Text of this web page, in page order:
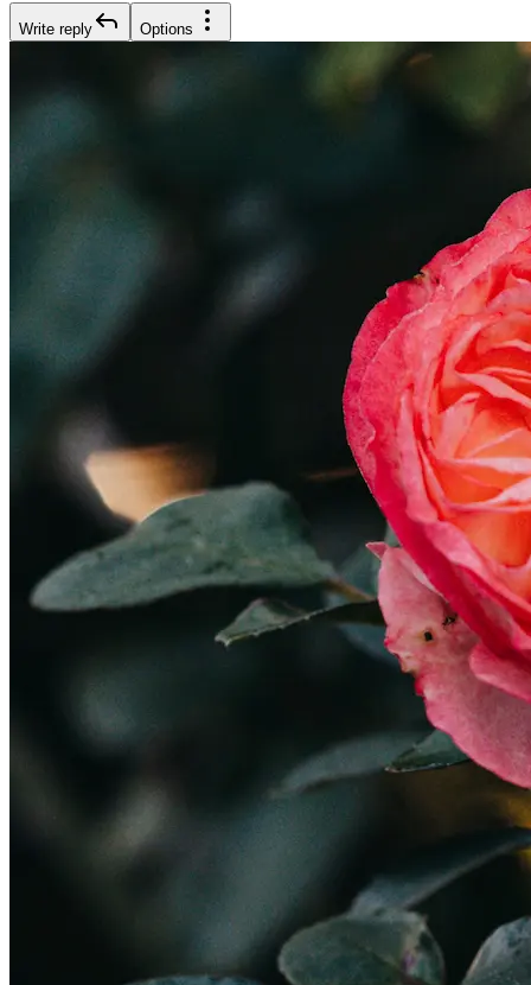
Write reply Options